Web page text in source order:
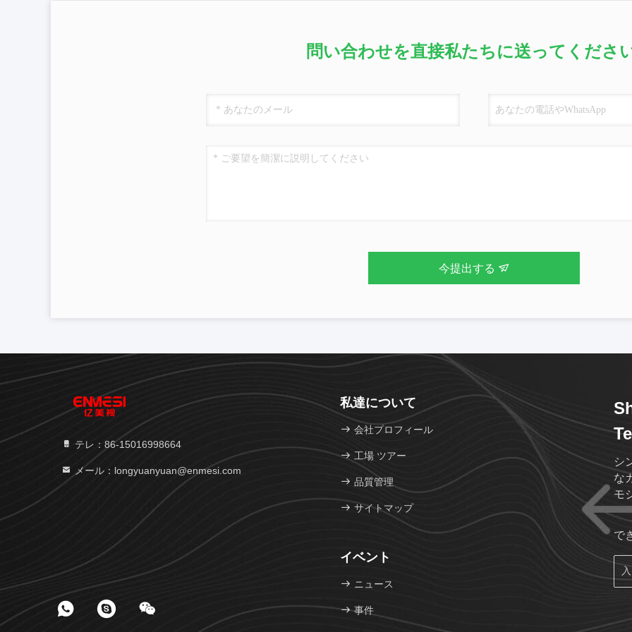
問い合わせを直接私たちに送ってくださ
今提出する
テレ：86-15016998664
メール：longyuanyuan@enmesi.com
私達について
会社プロフィール
工場 ツアー
品質管理
サイトマップ
イベント
ニュース
事件
シ
な
モ
で